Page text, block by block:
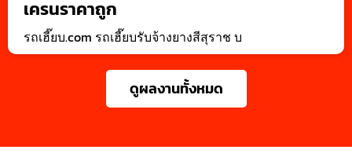
เครนราคาถูก
รถเฮี๊ยบ.com รถเฮี๊ยบรับจ้างยางสีสุราช บ
ดูผลงานทั้งหมด